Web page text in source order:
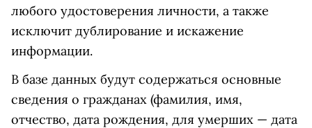
любого удостоверения личности, а также
исключит дублирование и искажение
информации.
В базе данных будут содержаться основные
сведения о гражданах (фамилия, имя,
отчество, дата рождения, для умерших — дата